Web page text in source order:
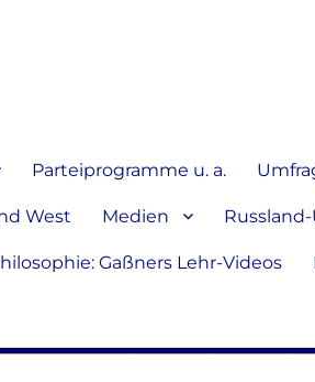
Parteiprogramme u. a.
West Medien
Gaßners Lehr-Videos